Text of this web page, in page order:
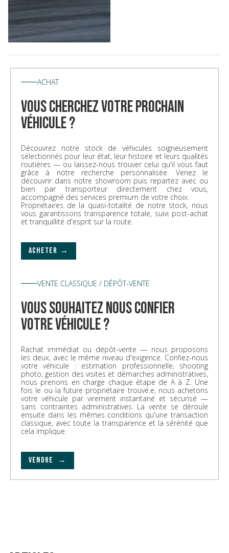
ACHAT
vous cherchez votre prochain
véhicule ?
Découvrez notre stock de véhicules soigneusement
sélectionnés pour leur état, leur histoire et leurs qualités
routières — ou laissez-nous trouver celui qu'il vous faut
grâce à notre recherche personnalisée. Venez le
découvrir dans notre showroom puis repartez avec ou
bien par transporteur directement chez vous,
accompagné des services premium de votre choix.
Propriétaires de la quasi-totalité de notre stock, nous
vous garantissons transparence totale, suivi post-achat
et tranquillité d'esprit sur la route.
ACHETER →
VENTE CLASSIQUE / DÉPÔT-VENTE
vous souhaitez nous confier
votre véhicule ?
Rachat immédiat ou dépôt-vente — nous proposons
les deux, avec le même niveau d'exigence. Confiez-nous
votre véhicule : estimation professionnelle, shooting
photo, gestion des visites et démarches administratives,
nous prenons en charge chaque étape de A à Z. Une
fois le ou la future propriétaire trouvé.e, nous achetons
votre véhicule par virement instantané et sécurisé —
sans contraintes administratives. La vente se déroule
ensuite dans les mêmes conditions qu'une transaction
classique, avec toute la transparence et la sérénité que
cela implique.
VENDRE →